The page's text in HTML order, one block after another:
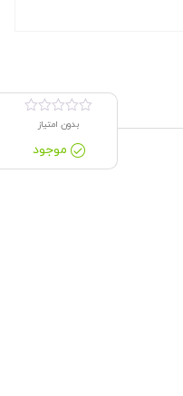
بدون امتیاز
موجود